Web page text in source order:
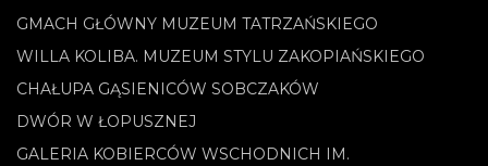
GMACH GŁÓWNY MUZEUM TATRZAŃSKIEGO
WILLA KOLIBA. MUZEUM STYLU ZAKOPIAŃSKIEGO
CHAŁUPA GĄSIENICÓW SOBCZAKÓW
DWÓR W ŁOPUSZNEJ
GALERIA KOBIERCÓW WSCHODNICH IM.